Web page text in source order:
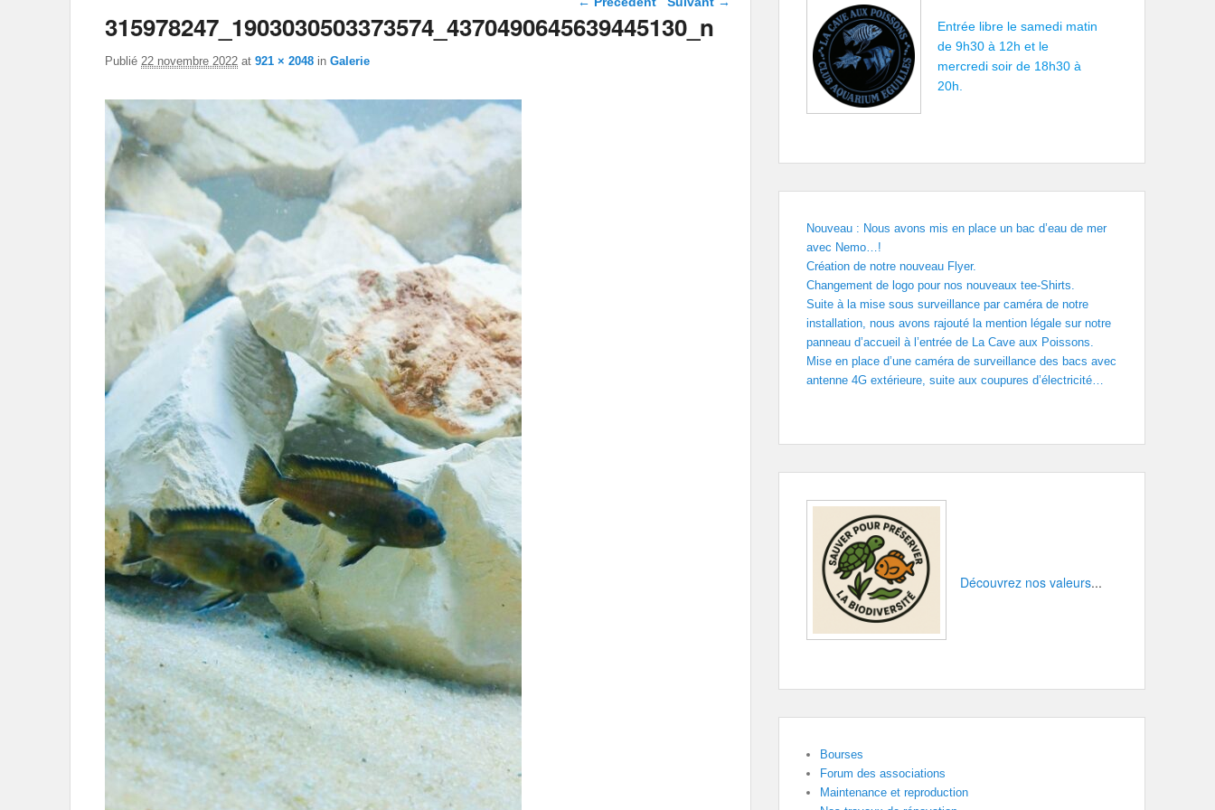
images
315978247_1903030503373574_4370490645639445130_n
Publié 22 novembre 2022 at 921 × 2048 in Galerie
Entrée libre le samedi matin
de 9h30 à 12h et le
mercredi soir de 18h30 à
20h.
Nouveau : Nous avons mis en place un bac d’eau de mer
avec Nemo…!
Création de notre nouveau Flyer.
Changement de logo pour nos nouveaux tee-Shirts.
Suite à la mise sous surveillance par caméra de notre
installation, nous avons rajouté la mention légale sur notre
panneau d’accueil à l’entrée de La Cave aux Poissons.
Mise en place d’une caméra de surveillance des bacs avec
antenne 4G extérieure, suite aux coupures d’électricité…
Découvrez nos valeurs...
Bourses
Forum des associations
Maintenance et reproduction